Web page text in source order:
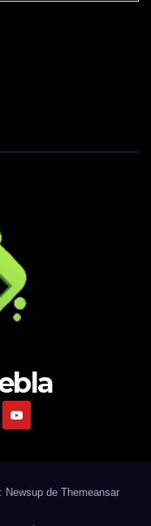
Newsup de Themeansar